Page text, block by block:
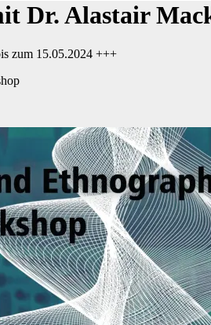
Dr. Alastair
zum 15.05.2024 +++